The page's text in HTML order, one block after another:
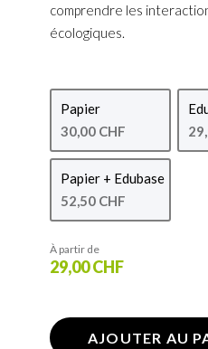
comprendre les
écologiques.
Papier
30,00 CHF
Papier + Edubase
52,50 CHF
À partir de
29,00 CHF
AJOUTER AU